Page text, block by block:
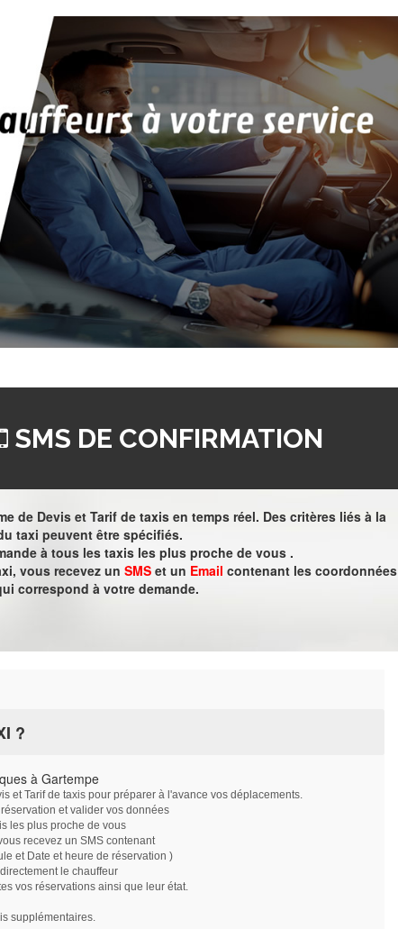
SMS DE CONFIRMATION
de Devis et Tarif de taxis en temps réel. Des critères liés à la
taxi peuvent être spécifiés.
à tous les taxis les plus proche de vous .
vous recevez un SMS et un Email contenant les coordonnées
correspond à votre demande.
?
à Gartempe
et Tarif de taxis pour préparer à l'avance vos déplacements.
et valider vos données
les plus proche de vous
recevez un SMS contenant
et Date et heure de réservation )
le chauffeur
vos réservations ainsi que leur état.
supplémentaires.